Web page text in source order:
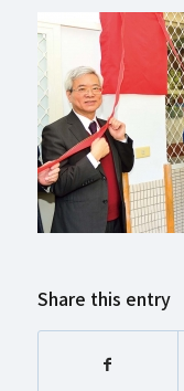
Share this entry